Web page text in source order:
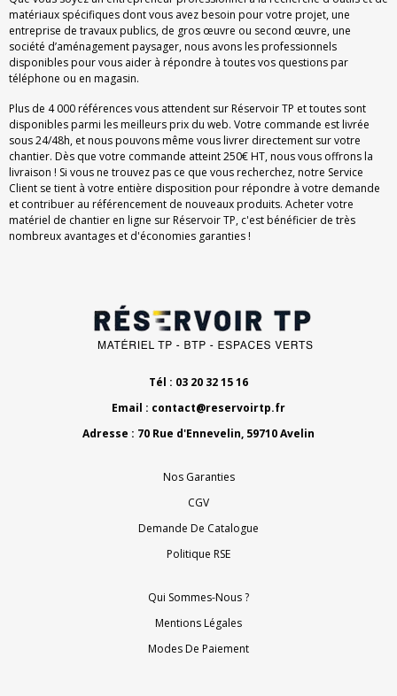
matériaux spécifiques dont vous avez besoin pour votre projet, une
entreprise de travaux publics, de gros œuvre ou second œuvre, une
société d’aménagement paysager, nous avons les professionnels
disponibles pour vous aider à répondre à toutes vos questions par
téléphone ou en magasin.
Plus de 4 000 références vous attendent sur Réservoir TP et toutes sont
disponibles parmi les meilleurs prix du web. Votre commande est livrée
sous 24/48h, et nous pouvons même vous livrer directement sur votre
chantier. Dès que votre commande atteint 250€ HT, nous vous offrons la
livraison ! Si vous ne trouvez pas ce que vous recherchez, notre Service
Client se tient à votre entière disposition pour répondre à votre demande
et contribuer au référencement de nouveaux produits. Acheter votre
matériel de chantier en ligne sur Réservoir TP, c'est bénéficier de très
nombreux avantages et d'économies garanties !
Tél : 03 20 32 15 16
Email : contact@reservoirtp.fr
Adresse : 70 Rue d'Ennevelin, 59710 Avelin
Nos Garanties
CGV
Demande De Catalogue
Politique RSE
Qui Sommes-Nous ?
Mentions Légales
Modes De Paiement